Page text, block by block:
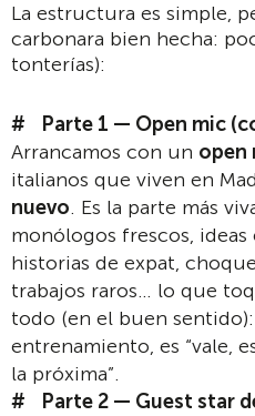
La estructura es simple,
carbonara bien hecha:
tonterías):
Parte 1 — Open mic
Arrancamos con un open
italianos que viven en
nuevo. Es la parte más
monólogos frescos,
historias de expat,
trabajos raros… lo que
todo (en el buen
entrenamiento, es “vale,
la próxima”.
Parte 2 — Guest star